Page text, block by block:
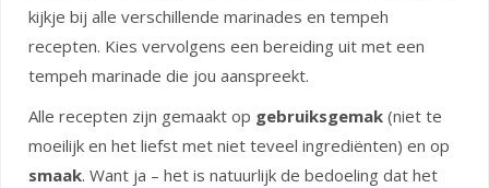
kijkje bij alle verschillende marinades en tempeh
recepten. Kies vervolgens een bereiding uit met een
tempeh marinade die jou aanspreekt.
Alle recepten zijn gemaakt op gebruiksgemak (niet te
moeilijk en het liefst met niet teveel ingrediënten) en op
smaak. Want ja – het is natuurlijk de bedoeling dat het